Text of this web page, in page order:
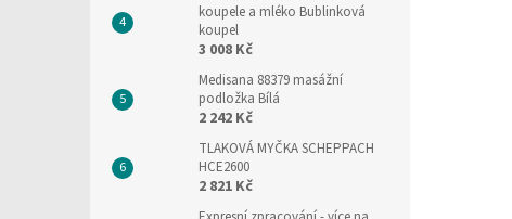
koupele a mléko Bublinková
koupel
3 008 Kč
Medisana 88379 masážní
podložka Bílá
2 242 Kč
TLAKOVÁ MYČKA SCHEPPACH
HCE2600
2 821 Kč